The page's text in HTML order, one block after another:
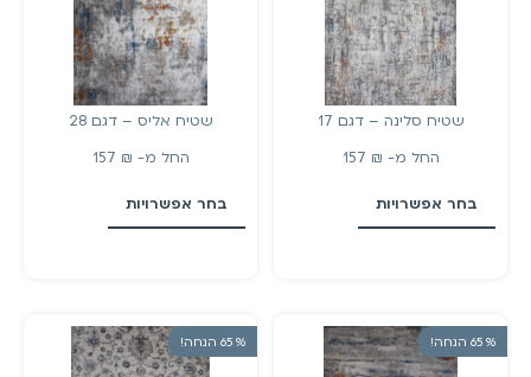
שטיח סלינה – דגם 17
החל מ-
157 ₪
בחר אפשרויות
שטיח אליס – דגם 28
החל מ-
157 ₪
בחר אפשרויות
% 65 הנחה! % 65 הנחה!